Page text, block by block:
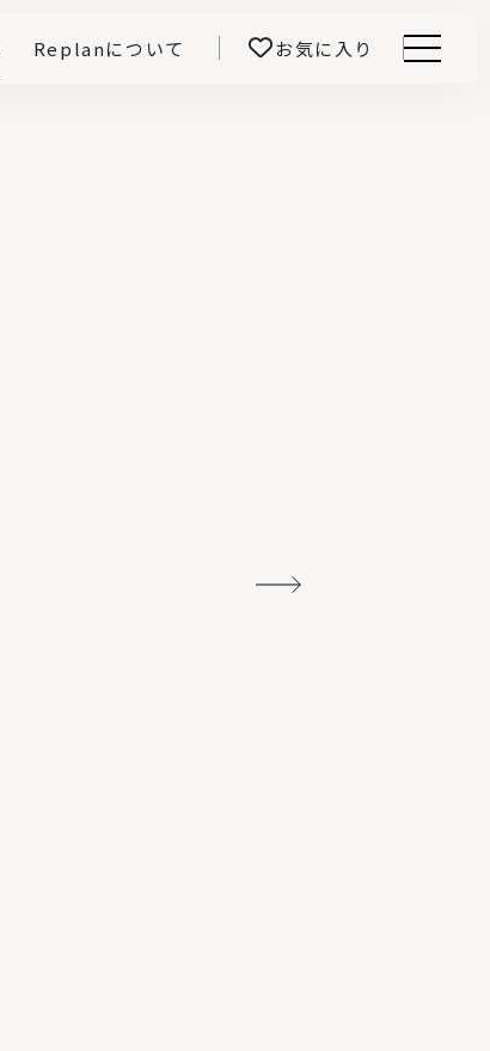
Replanについて お気に入り